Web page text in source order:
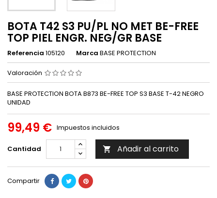
BOTA T42 S3 PU/PL NO MET BE-FREE
TOP PIEL ENGR. NEG/GR BASE
Referencia 105120 Marca BASE PROTECTION
Valoración
BASE PROTECTION BOTA B873 BE-FREE TOP S3 BASE T-42 NEGRO
UNIDAD
99,49 € Impuestos incluidos
Cantidad  Añadir al carrito
Compartir